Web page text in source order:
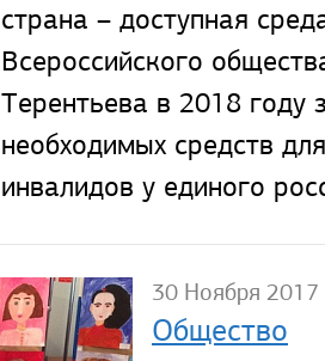
страна – доступная
Всероссийского
Терентьева в 2018 году
необходимых средств
инвалидов у единого
30 Ноября 2017
Общество